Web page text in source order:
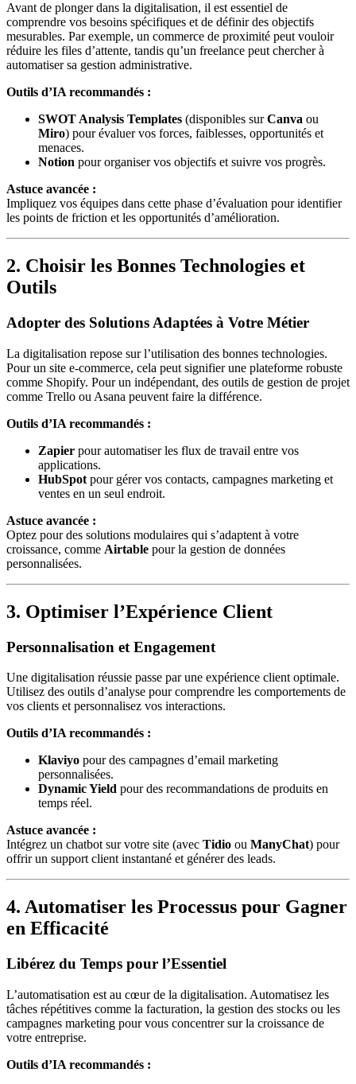
Avant de plonger dans la digitalisation, il est essentiel de
comprendre vos besoins spécifiques et de définir des objectifs
mesurables. Par exemple, un commerce de proximité peut vouloir
réduire les files d’attente, tandis qu’un freelance peut chercher à
automatiser sa gestion administrative.
Outils d’IA recommandés :
SWOT Analysis Templates (disponibles surCanva ou
Miro) pour évaluer vos forces, faiblesses, opportunités et
menaces.
Notion pour organiser vos objectifs et suivre vos progrès.
Astuce avancée :
Impliquez vos équipes dans cette phase d’évaluation pour identifier
les points de friction et les opportunités d’amélioration.
2. Choisir les Bonnes Technologies et
Outils
Adopter des Solutions Adaptées à Votre Métier
La digitalisation repose sur l’utilisation des bonnes technologies.
Pour un site e-commerce, cela peut signifier une plateforme robuste
comme Shopify. Pour un indépendant, des outils de gestion de projet
comme Trello ou Asana peuvent faire la différence.
Outils d’IA recommandés :
Zapier pour automatiser les flux de travail entre vos
applications.
HubSpot pour gérer vos contacts, campagnes marketing et
ventes en un seul endroit.
Astuce avancée :
Optez pour des solutions modulaires qui s’adaptent à votre
croissance, comme Airtable pour la gestion de données
personnalisées.
3. Optimiser l’Expérience Client
Personnalisation et Engagement
Une digitalisation réussie passe par une expérience client optimale.
Utilisez des outils d’analyse pour comprendre les comportements de
vos clients et personnalisez vos interactions.
Outils d’IA recommandés :
Klaviyo pour des campagnes d’email marketing
personnalisées.
Dynamic Yield pour des recommandations de produits en
temps réel.
Astuce avancée :
Intégrez un chatbot sur votre site (avec Tidio ou ManyChat) pour
offrir un support client instantané et générer des leads.
4. Automatiser les Processus pour Gagner
en Efficacité
Libérez du Temps pour l’Essentiel
L’automatisation est au cœur de la digitalisation. Automatisez les
tâches répétitives comme la facturation, la gestion des stocks ou les
campagnes marketing pour vous concentrer sur la croissance de
votre entreprise.
Outils d’IA recommandés :